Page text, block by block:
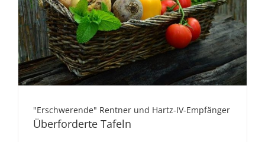
"Erschwerende" Rentner und Hartz-IV-Empfänger
Überforderte Tafeln